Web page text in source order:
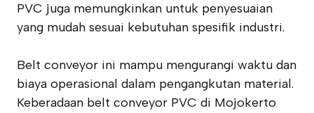
PVC juga memungkinkan untuk penyesuaian
yang mudah sesuai kebutuhan spesifik industri.
Belt conveyor ini mampu mengurangi waktu dan
biaya operasional dalam pengangkutan material.
Keberadaan belt conveyor PVC di Mojokerto